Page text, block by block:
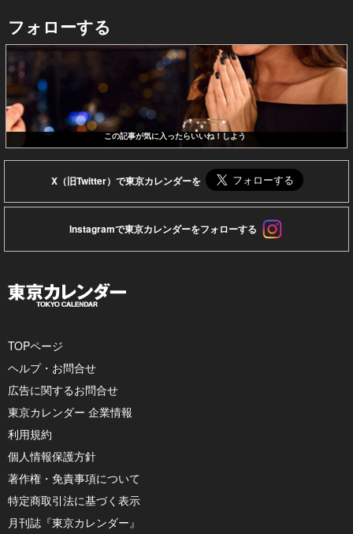
フォローする
この記事が気に入ったらいいね！しよう
X（旧Twitter）で東京カレンダーを
Instagramで東京カレンダーをフォローする
TOPページ
ヘルプ・お問合せ
広告に関するお問合せ
東京カレンダー 企業情報
利用規約
個人情報保護方針
著作権・免責事項について
特定商取引法に基づく表示
月刊誌『東京カレンダー』